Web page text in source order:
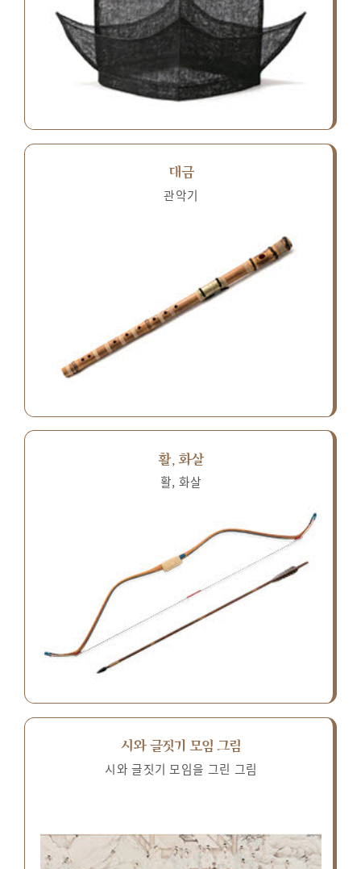
대금
관악기
활, 화살
활, 화살
시와 글짓기 모임 그림
시와 글짓기 모임을 그린 그림